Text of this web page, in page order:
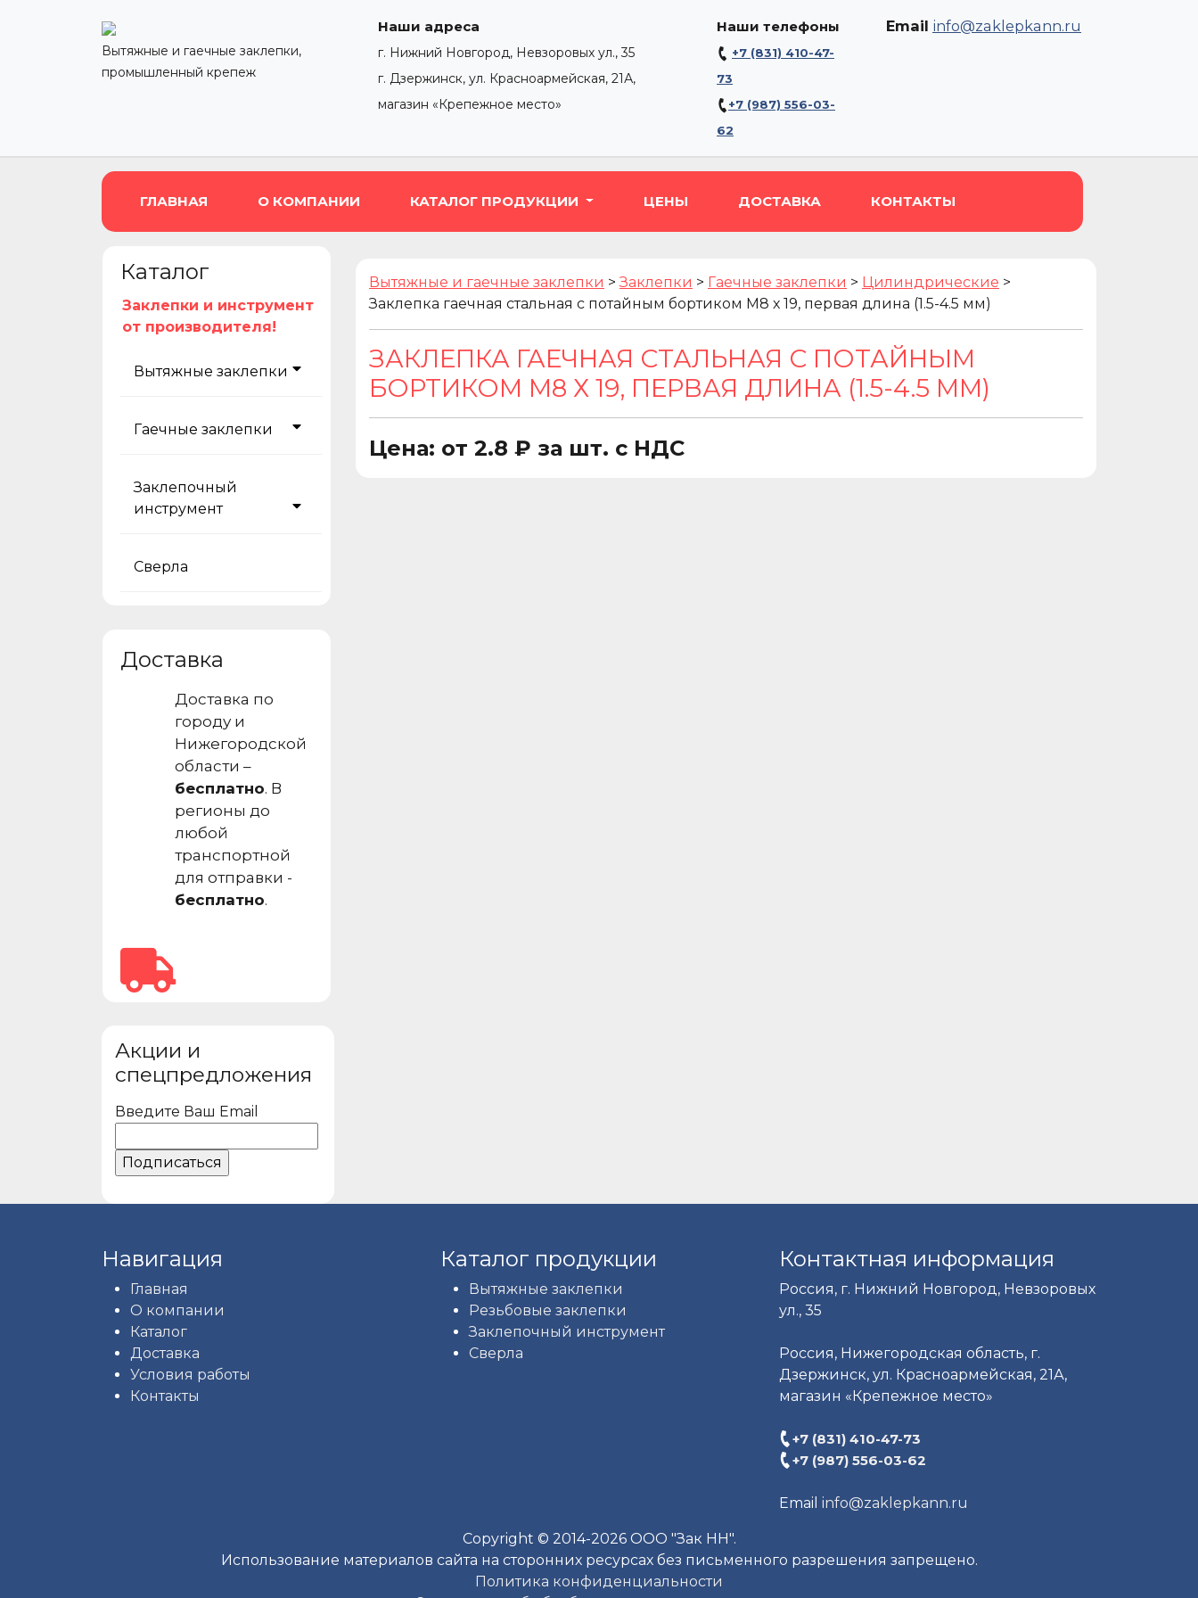
Вытяжные и гаечные заклепки,
промышленный крепеж
Наши адреса
г. Нижний Новгород, Невзоровых ул., 35
г. Дзержинск, ул. Красноармейская, 21А,
магазин «Крепежное место»
Наши телефоны
+7 (831) 410-47-
73
+7 (987) 556-03-
62
Email info@zaklepkann.ru
ГЛАВНАЯ О КОМПАНИИ КАТАЛОГ ПРОДУКЦИИ ЦЕНЫ ДОСТАВКА КОНТАКТЫ
Каталог
Заклепки и инструмент
от производителя!
Вытяжные заклепки
Гаечные заклепки
Заклепочный
инструмент
Сверла
Доставка
Доставка по
городу и
Нижегородской
области –
бесплатно. В
регионы до
любой
транспортной
для отправки -
бесплатно.
Акции и
спецпредложения
Введите Ваш Email
Вытяжные и гаечные заклепки >Заклепки > Гаечные заклепки > Цилиндрические >
Заклепка гаечная стальная с потайным бортиком М8 х 19, первая длина (1.5-4.5 мм)
ЗАКЛЕПКА ГАЕЧНАЯ СТАЛЬНАЯ С ПОТАЙНЫМ
БОРТИКОМ М8 Х 19, ПЕРВАЯ ДЛИНА (1.5-4.5 ММ)
Цена: от 2.8 ₽ за шт. с НДС
Навигация
Главная
О компании
Каталог
Доставка
Условия работы
Контакты
Каталог продукции
Вытяжные заклепки
Резьбовые заклепки
Заклепочный инструмент
Сверла
Контактная информация
Россия, г. Нижний Новгород, Невзоровых
ул., 35
Россия, Нижегородская область, г.
Дзержинск, ул. Красноармейская, 21А,
магазин «Крепежное место»
+7 (831) 410-47-73
+7 (987) 556-03-62
Email info@zaklepkann.ru
Copyright © 2014-2026 ООО "Зак НН".
Использование материалов сайта на сторонних ресурсах без письменного разрешения запрещено.
Политика конфиденциальности